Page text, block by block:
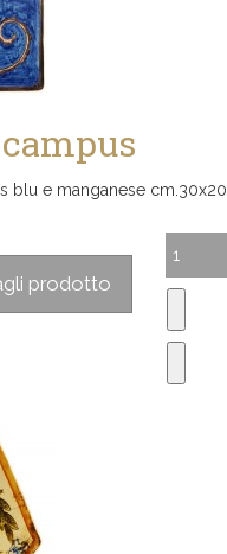
blu e manganese cm.30x20
prodotto